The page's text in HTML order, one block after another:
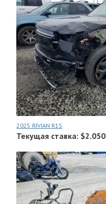
2025 RIVIAN R1S
Текущая ставка: $2.050